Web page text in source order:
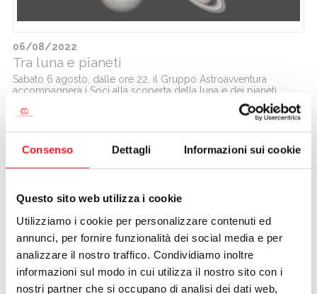
Consenso Dettagli Informazioni sui cookie
Questo sito web utilizza i cookie
Utilizziamo i cookie per personalizzare contenuti ed
annunci, per fornire funzionalità dei social media e per
analizzare il nostro traffico. Condividiamo inoltre
informazioni sul modo in cui utilizza il nostro sito con i
nostri partner che si occupano di analisi dei dati web,
06/08/2022
Tra luna e pianeti
Sabato 6 agosto, dalle ore 22, il Gruppo Astroavventura
accompagnerà i Soci alla scoperta della luna e dei pianeti.
05/08/2022 - 31/08/2022
Ferragosto in sede